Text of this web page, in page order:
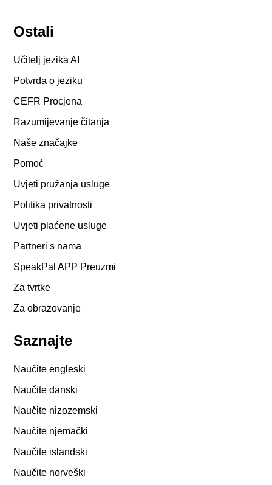
Ostali
Učitelj jezika AI
Potvrda o jeziku
CEFR Procjena
Razumijevanje čitanja
Naše značajke
Pomoć
Uvjeti pružanja usluge
Politika privatnosti
Uvjeti plaćene usluge
Partneri s nama
SpeakPal APP Preuzmi
Za tvrtke
Za obrazovanje
Saznajte
Naučite engleski
Naučite danski
Naučite nizozemski
Naučite njemački
Naučite islandski
Naučite norveški